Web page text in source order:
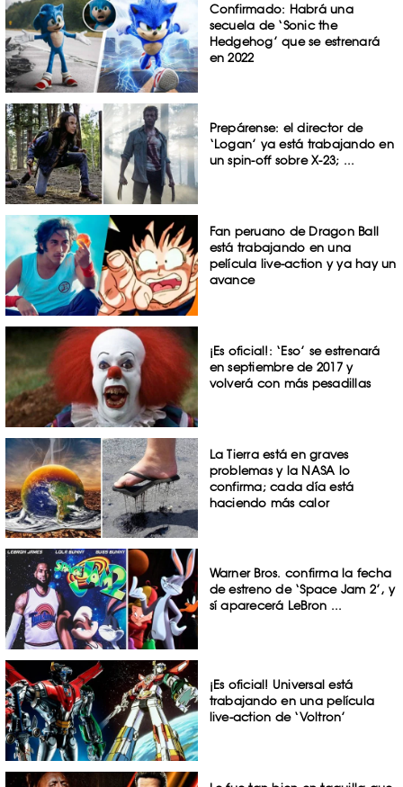
Confirmado: Habrá una
secuela de ‘Sonic the
Hedgehog’ que se estrenará
en 2022
Prepárense: el director de
‘Logan’ ya está trabajando en
un spin-off sobre X-23; ...
Fan peruano de Dragon Ball
está trabajando en una
película live-action y ya hay un
avance
¡Es oficial!: ‘Eso’ se estrenará
en septiembre de 2017 y
volverá con más pesadillas
La Tierra está en graves
problemas y la NASA lo
confirma; cada día está
haciendo más calor
Warner Bros. confirma la fecha
de estreno de ‘Space Jam 2’, y
sí aparecerá LeBron ...
¡Es oficial! Universal está
trabajando en una película
live-action de ‘Voltron’